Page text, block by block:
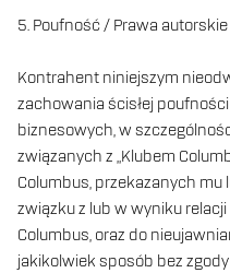
5. Poufność / Prawa autorskie
Kontrahent niniejszym
zachowania ścisłej
biznesowych, w
związanych z „Klubem
Columbus, przekazanych
związku z lub w wyniku
Columbus, oraz do
jakikolwiek sposób bez